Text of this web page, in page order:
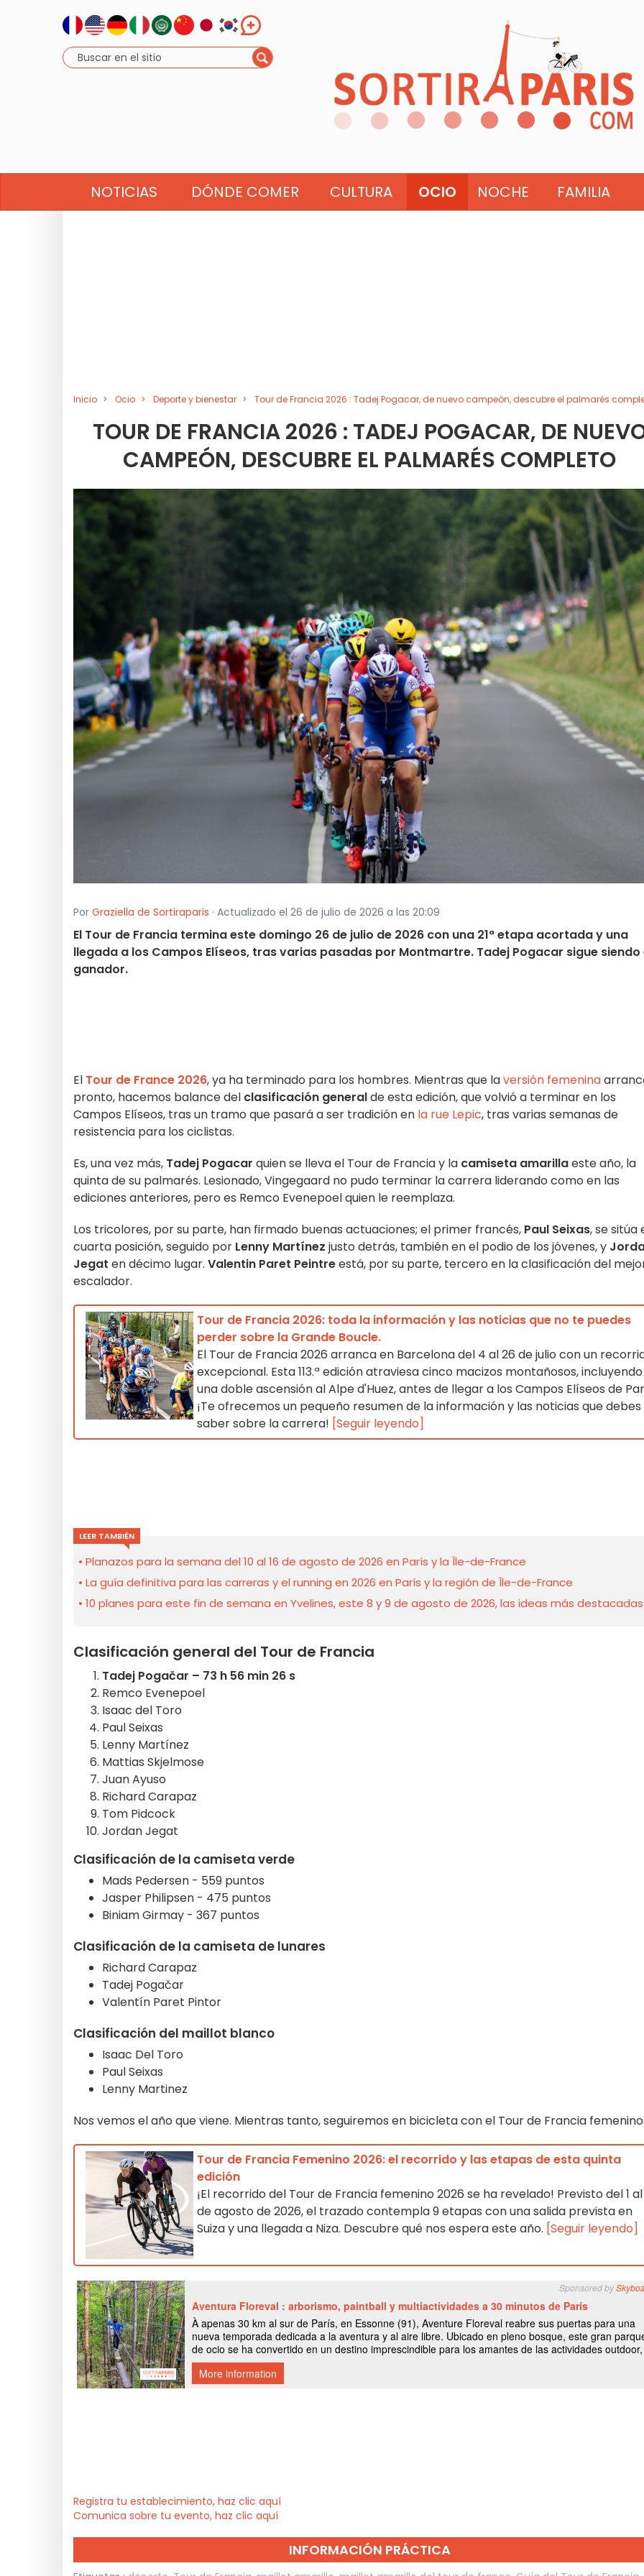
NOTICIAS DÓNDE COMER CULTURA OCIO NOCHE FAMILIA
Inicio Ocio Deporte y bienestar Tour de Francia 2026 : Tadej Pogacar, de nuevo campeón, descubre el palmarés
TOUR DE FRANCIA 2026 : TADEJ POGACAR, DE
CAMPEÓN, DESCUBRE EL PALMARÉS COMPLETO
Por Graziella de Sortiraparis · Actualizado el 26 de julio de 2026 a las 20:09
El Tour de Francia termina este domingo 26 de julio de 2026 con una 21ª etapa acortada y una
llegada a los Campos Elíseos, tras varias pasadas por Montmartre. Tadej Pogacar sigue siendo
ganador.
El Tour de France 2026, ya ha terminado para los hombres. Mientras que laversión femenina
pronto, hacemos balance del clasificación generalde esta edición, que volvió a terminar en los
Campos Elíseos, tras un tramo que pasará a ser tradición en la rue Lepic, tras varias semanas de
resistencia para los ciclistas.
Es, una vez más, Tadej Pogacar quien se lleva el Tour de Francia y la camiseta amarillaeste año, la
quinta de su palmarés. Lesionado, Vingegaard no pudo terminar la carrera liderando como en las
ediciones anteriores, pero es Remco Evenepoel quien le reemplaza.
Los tricolores, por su parte, han firmado buenas actuaciones; el primer francés, Paul Seixas, se sitúa
cuarta posición, seguido por Lenny Martínez justo detrás, también en el podio de los jóvenes, y
Jegat en décimo lugar. Valentin Paret Peintreestá, por su parte, tercero en la clasificación del
escalador.
Tour de Francia 2026: toda la información y las noticias que no te puedes
perder sobre la Grande Boucle.
El Tour de Francia 2026 arranca en Barcelona del 4 al 26 de julio con un
excepcional. Esta 113.ª edición atraviesa cinco macizos montañosos, incluyendo
una doble ascensión al Alpe d'Huez, antes de llegar a los Campos Elíseos de
¡Te ofrecemos un pequeño resumen de la información y las noticias que debes
saber sobre la carrera! [Seguir leyendo]
LEER TAMBIÉN
Planazos para la semana del 10 al 16 de agosto de 2026 en París y la Île-de-France
La guía definitiva para las carreras y el running en 2026 en París y la región de Île-de-France
10 planes para este fin de semana en Yvelines, este 8 y 9 de agosto de 2026, las ideas más destacadas
Clasificación general del Tour de Francia
Tadej Pogačar – 73 h 56 min 26 s
Remco Evenepoel
Isaac del Toro
Paul Seixas
Lenny Martínez
Mattias Skjelmose
Juan Ayuso
Richard Carapaz
Tom Pidcock
Jordan Jegat
Clasificación de la camiseta verde
Mads Pedersen - 559 puntos
Jasper Philipsen - 475 puntos
Biniam Girmay - 367 puntos
Clasificación de la camiseta de lunares
Richard Carapaz
Tadej Pogačar
Valentín Paret Pintor
Clasificación del maillot blanco
Isaac Del Toro
Paul Seixas
Lenny Martinez
Nos vemos el año que viene. Mientras tanto, seguiremos en bicicleta con el Tour de Francia
Tour de Francia Femenino 2026: el recorrido y las etapas de esta quinta
edición
¡El recorrido del Tour de Francia femenino 2026 se ha revelado! Previsto del 1
de agosto de 2026, el trazado contempla 9 etapas con una salida prevista en
Suiza y una llegada a Niza. Descubre qué nos espera este año. [Seguir leyendo]
Registra tu establecimiento, haz clic aquí
Comunica sobre tu evento, haz clic aquí
INFORMACIÓN PRÁCTICA